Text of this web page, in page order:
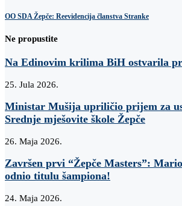
OO SDA Žepče: Reevidencija članstva Stranke
Ne propustite
Na Edinovim krilima BiH ostvarila
25. Jula 2026.
Ministar Mušija upriličio prijem za
Srednje mješovite škole Žepče
26. Maja 2026.
Završen prvi “Žepče Masters”:
odnio titulu šampiona!
24. Maja 2026.